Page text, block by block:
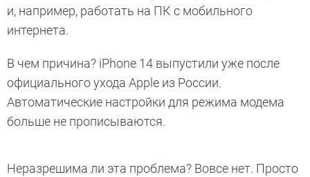
и, например, работать на ПК с мобильного
интернета.
В чем причина? iPhone 14 выпустили уже после
официального ухода Apple из России.
Автоматические настройки для режима модема
больше не прописываются.
Неразрешима ли эта проблема? Вовсе нет. Просто